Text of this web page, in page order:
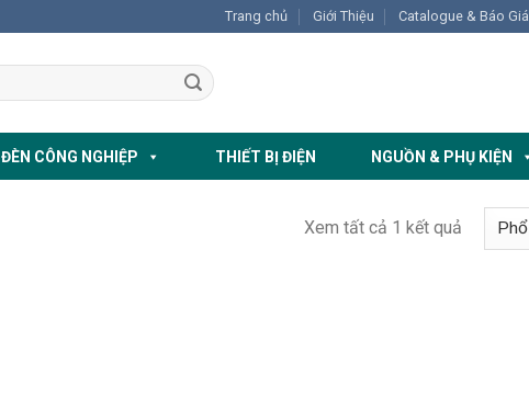
Trang chủ Giới Thiệu Catalogue & Báo Giá
ĐÈN CÔNG NGHIỆP THIẾT BỊ ĐIỆN NGUỒN & PHỤ KIỆN
Xem tất cả 1 kết quả